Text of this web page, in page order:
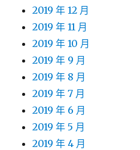
2019 年 12 月
2019 年 11 月
2019 年 10 月
2019 年 9 月
2019 年 8 月
2019 年 7 月
2019 年 6 月
2019 年 5 月
2019 年 4 月